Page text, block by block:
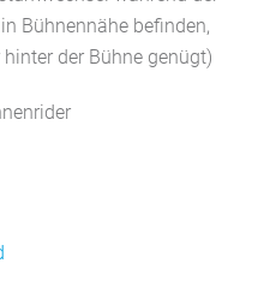
Bühnennähe befinden,
der Bühne genügt)